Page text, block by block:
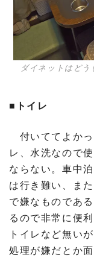
ダイネットはど
■トイレ
付いててよか
レ、水洗なので
ならない。車中
は行き難い、ま
で嫌なものであ
るので非常に便
トイレなど無い
処理が嫌だとか